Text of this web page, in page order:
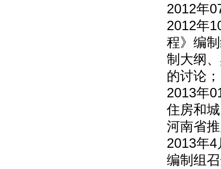
2012年
2012年
程》编
制大纲
的讨论；
2013年
住房和
河南省
2013年
编制组